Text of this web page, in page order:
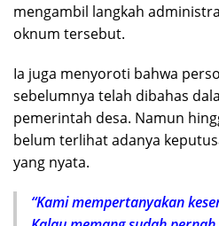
mengambil langkah
oknum tersebut.
Ia juga menyoroti bahwa
sebelumnya telah dibahas
pemerintah desa. Namun
belum terlihat adanya
yang nyata.
“Kami mempertanyakan